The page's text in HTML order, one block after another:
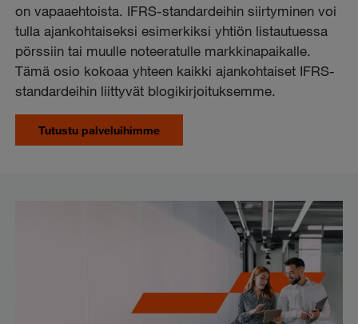
on vapaaehtoista. IFRS-standardeihin siirtyminen voi
tulla ajankohtaiseksi esimerkiksi yhtiön listautuessa
pörssiin tai muulle noteeratulle markkinapaikalle.
Tämä osio kokoaa yhteen kaikki ajankohtaiset IFRS-
standardeihin liittyvät blogikirjoituksemme.
Tutustu palveluihimme